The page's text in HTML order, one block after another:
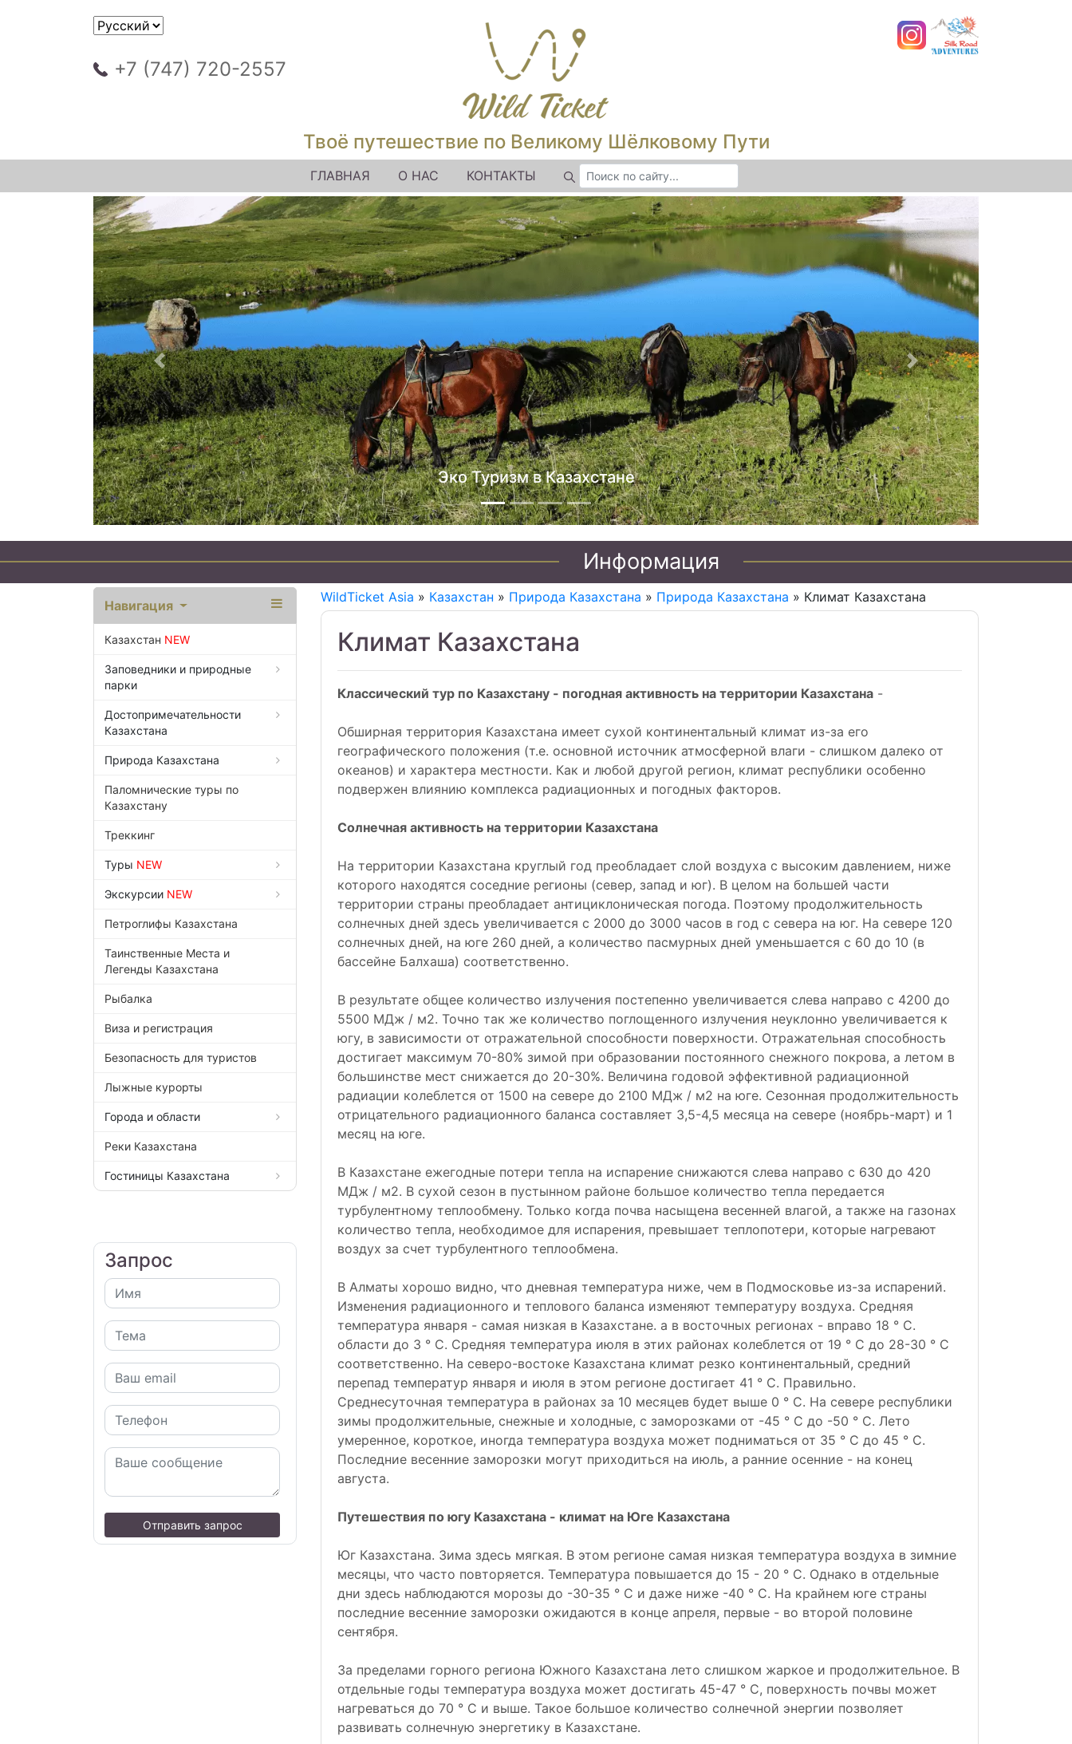
+7 (747) 720-2557
Твоё путешествие по Великому Шёлковому Пути
ГЛАВНАЯ О НАС КОНТАКТЫ
Джип туры по Казахстану
Предыдущий Следующий
Информация
Навигация
Казахстан NEW
Заповедники и природные
парки
Достопримечательности
Казахстана
Природа Казахстана
Паломнические туры по
Казахстану
Треккинг
Туры NEW
Экскурсии NEW
Петроглифы Казахстана
Таинственные Места и
Легенды Казахстана
Рыбалка
Виза и регистрация
Безопасность для туристов
Лыжные курорты
Города и области
Реки Казахстана
Гостиницы Казахстана
Запрос
Отправить запрос
WildTicket Asia » Казахстан » Природа Казахстана » Природа Казахстана » Климат Казахстана
Климат Казахстана
Классический тур по Казахстану - погодная активность на территории Казахстана -
Обширная территория Казахстана имеет сухой континентальный климат из-за его
географического положения (т.е. основной источник атмосферной влаги - слишком далеко от
океанов) и характера местности. Как и любой другой регион, климат республики особенно
подвержен влиянию комплекса радиационных и погодных факторов.
Солнечная активность на территории Казахстана
На территории Казахстана круглый год преобладает слой воздуха с высоким давлением, ниже
которого находятся соседние регионы (север, запад и юг). В целом на большей части
территории страны преобладает антициклоническая погода. Поэтому продолжительность
солнечных дней здесь увеличивается с 2000 до 3000 часов в год с севера на юг. На севере 120
солнечных дней, на юге 260 дней, а количество пасмурных дней уменьшается с 60 до 10 (в
бассейне Балхаша) соответственно.
В результате общее количество излучения постепенно увеличивается слева направо с 4200 до
5500 МДж / м2. Точно так же количество поглощенного излучения неуклонно увеличивается к
югу, в зависимости от отражательной способности поверхности. Отражательная способность
достигает максимум 70-80% зимой при образовании постоянного снежного покрова, а летом в
большинстве мест снижается до 20-30%. Величина годовой эффективной радиационной
радиации колеблется от 1500 на севере до 2100 МДж / м2 на юге. Сезонная продолжительность
отрицательного радиационного баланса составляет 3,5-4,5 месяца на севере (ноябрь-март) и 1
месяц на юге.
В Казахстане ежегодные потери тепла на испарение снижаются слева направо с 630 до 420
МДж / м2. В сухой сезон в пустынном районе большое количество тепла передается
турбулентному теплообмену. Только когда почва насыщена весенней влагой, а также на газонах
количество тепла, необходимое для испарения, превышает теплопотери, которые нагревают
воздух за счет турбулентного теплообмена.
В Алматы хорошо видно, что дневная температура ниже, чем в Подмосковье из-за испарений.
Изменения радиационного и теплового баланса изменяют температуру воздуха. Средняя
температура января - самая низкая в Казахстане. а в восточных регионах - вправо 18 ° С.
области до 3 ° С. Средняя температура июля в этих районах колеблется от 19 ° C до 28-30 ° C
соответственно. На северо-востоке Казахстана климат резко континентальный, средний
перепад температур января и июля в этом регионе достигает 41 ° С. Правильно.
Среднесуточная температура в районах за 10 месяцев будет выше 0 ° С. На севере республики
зимы продолжительные, снежные и холодные, с заморозками от -45 ° С до -50 ° С. Лето
умеренное, короткое, иногда температура воздуха может подниматься от 35 ° C до 45 ° C.
Последние весенние заморозки могут приходиться на июль, а ранние осенние - на конец
августа.
Путешествия по югу Казахстана - климат на Юге Казахстана
Юг Казахстана. Зима здесь мягкая. В этом регионе самая низкая температура воздуха в зимние
месяцы, что часто повторяется. Температура повышается до 15 - 20 ° С. Однако в отдельные
дни здесь наблюдаются морозы до -30-35 ° C и даже ниже -40 ° C. На крайнем юге страны
последние весенние заморозки ожидаются в конце апреля, первые - во второй половине
сентября.
За пределами горного региона Южного Казахстана лето слишком жаркое и продолжительное. В
отдельные годы температура воздуха может достигать 45-47 ° C, поверхность почвы может
нагреваться до 70 ° C и выше. Такое большое количество солнечной энергии позволяет
развивать солнечную энергетику в Казахстане.